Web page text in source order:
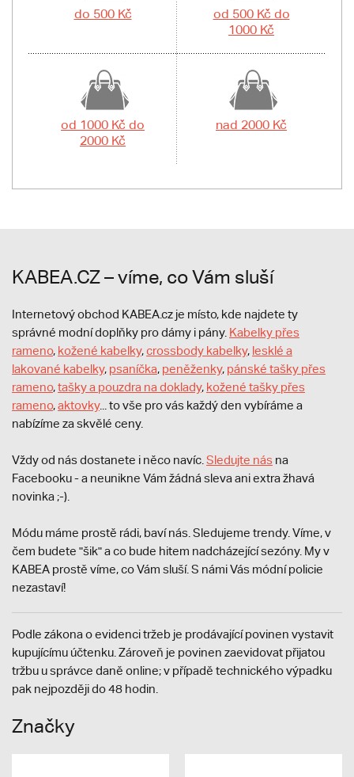
do 500 Kč
od 500 Kč do
1000 Kč
od 1000 Kč do
2000 Kč
nad 2000 Kč
KABEA.CZ – víme, co Vám sluší
Internetový obchod KABEA.cz je místo, kde najdete ty
správné modní doplňky pro dámy i pány. Kabelky přes
rameno, kožené kabelky,crossbody kabelky, lesklé a
lakované kabelky, psaníčka, peněženky, pánské tašky přes
rameno,tašky a pouzdra na doklady, kožené tašky přes
rameno,aktovky... to vše pro vás každý den vybíráme a
nabízíme za skvělé ceny.
Vždy od nás dostanete i něco navíc. Sledujte nás na
Facebooku - a neunikne Vám žádná sleva ani extra žhavá
novinka ;-).
Módu máme prostě rádi, baví nás. Sledujeme trendy. Víme, v
čem budete "šik" a co bude hitem nadcházející sezóny. My v
KABEA prostě víme, co Vám sluší. S námi Vás módní policie
nezastaví!
Podle zákona o evidenci tržeb je prodávající povinen vystavit
kupujícímu účtenku. Zároveň je povinen zaevidovat přijatou
tržbu u správce daně online; v případě technického výpadku
pak nejpozději do 48 hodin.
Značky